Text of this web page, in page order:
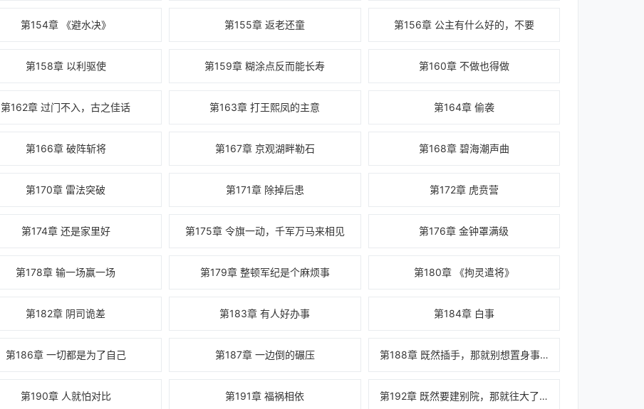
第154章 《避水决》 第155章 返老还童 第156章 公主有什么好的，不要
第158章 以利驱使 第159章 糊涂点反而能长寿 第160章 不做也得做
第162章 过门不入，古之佳话 第163章 打王熙凤的主意 第164章 偷袭
第166章 破阵斩将 第167章 京观湖畔勒石 第168章 碧海潮声曲
第170章 雷法突破 第171章 除掉后患 第172章 虎贲营
第174章 还是家里好 第175章 令旗一动，千军万马来相见 第176章 金钟罩满级
第178章 输一场赢一场 第179章 整顿军纪是个麻烦事 第180章 《拘灵遣将》
第182章 阴司诡差 第183章 有人好办事 第184章 白事
第186章 一切都是为了自己 第187章 一边倒的碾压 第188章 既然插手，那就别想置身事外
第190章 人就怕对比 第191章 福祸相依 第192章 既然要建别院，那就往大了，往奢华